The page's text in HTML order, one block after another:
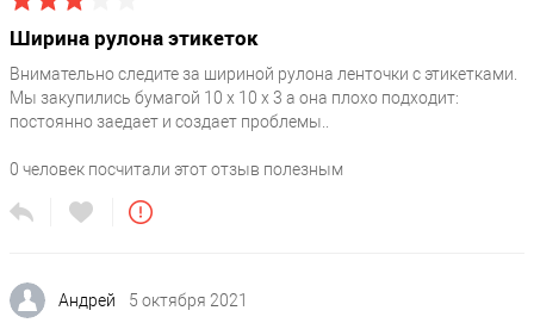
Ширина рулона этикеток
Внимательно следите за шириной рулона ленточки с этикетками.
Мы закупились бумагой 10 x 10 x 3 а она плохо подходит:
постоянно заедает и создает проблемы..
0 человек посчитали этот отзыв полезным
Андрей 5 октября 2021